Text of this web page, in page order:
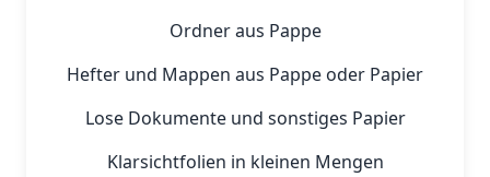
Ordner aus Pappe
Hefter und Mappen aus Pappe oder Papier
Lose Dokumente und sonstiges Papier
Klarsichtfolien in kleinen Mengen